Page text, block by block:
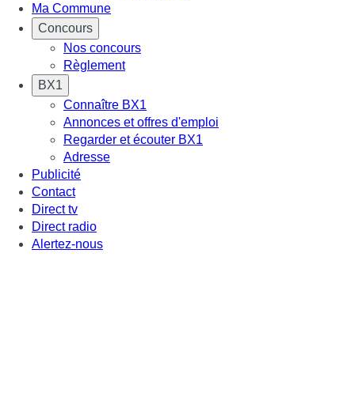
Ma Commune
Concours
Nos concours
Règlement
BX1
Connaître BX1
Annonces et offres d'emploi
Regarder et écouter BX1
Adresse
Publicité
Contact
Direct tv
Direct radio
Alertez-nous